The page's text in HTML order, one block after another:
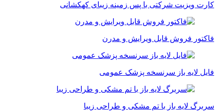
کارت ویزیت شرکتی با پس زمینه زیبای کهکشانی
فاکتور فروش قابل ویرایش و مدرن
فایل لایه باز سرنسخه پزشک عمومی
سربرگ لایه باز با تم مشکی و طراحی زیبا